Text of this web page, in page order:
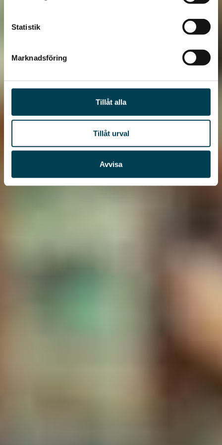
Statistik
Marknadsföring
Tillåt alla
Tillåt urval
Avvisa